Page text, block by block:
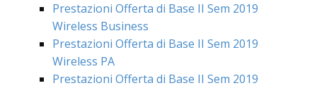
Prestazioni Offerta di Base II Sem 2019
Wireless Business
Prestazioni Offerta di Base II Sem 2019
Wireless PA
Prestazioni Offerta di Base II Sem 2019